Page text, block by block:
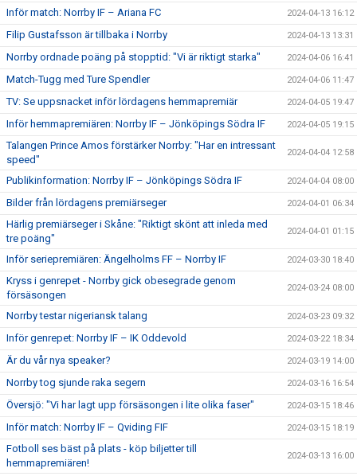
Inför match: Norrby IF – Ariana FC 2024-04-13 16:12
Filip Gustafsson är tillbaka i Norrby 2024-04-13 13:31
Norrby ordnade poäng på stopptid: "Vi är riktigt starka" 2024-04-06 16:41
Match-Tugg med Ture Spendler 2024-04-06 11:47
TV: Se uppsnacket inför lördagens hemmapremiär 2024-04-05 19:47
Inför hemmapremiären: Norrby IF – Jönköpings Södra IF 2024-04-05 19:15
Talangen Prince Amos förstärker Norrby: "Har en intressant
speed"
2024-04-04 12:58
Publikinformation: Norrby IF – Jönköpings Södra IF 2024-04-04 08:00
Bilder från lördagens premiärseger 2024-04-01 06:34
Härlig premiärseger i Skåne: "Riktigt skönt att inleda med
tre poäng"
2024-04-01 01:15
Inför seriepremiären: Ängelholms FF – Norrby IF 2024-03-30 18:40
Kryss i genrepet - Norrby gick obesegrade genom
försäsongen
2024-03-24 08:00
Norrby testar nigeriansk talang 2024-03-23 09:32
Inför genrepet: Norrby IF – IK Oddevold 2024-03-22 18:34
Är du vår nya speaker? 2024-03-19 14:00
Norrby tog sjunde raka segern 2024-03-16 16:54
Översjö: "Vi har lagt upp försäsongen i lite olika faser" 2024-03-15 18:46
Inför match: Norrby IF – Qviding FIF 2024-03-15 18:19
Fotboll ses bäst på plats - köp biljetter till
hemmapremiären!
2024-03-13 16:00